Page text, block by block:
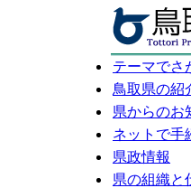
テーマでさ
鳥取県の紹
県からのお
ネットで手
県政情報
県の組織と